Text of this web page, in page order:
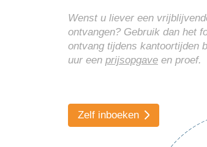
Wenst u liever een
ontvangen? Gebruik dan het
ontvang tijdens kantoortijden
uur een prijsopgave en proef.
Zelf inboeken